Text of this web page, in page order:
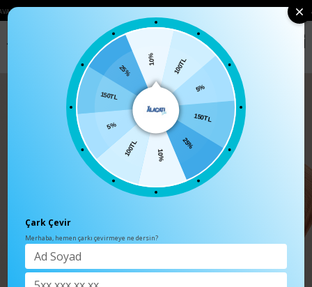
750₺ ÜZERI KARGO ÜCRETSIZ • 🛍️ YENI SEZON ÜRÜNLERINDE 2
TÜM ÜRÜNLER 10% 100TL
5%
150TL
25%
10%
100TL
5%
150TL
25%
Çark Çevir
Merhaba, hemen çarkı çevirmeye ne dersin?